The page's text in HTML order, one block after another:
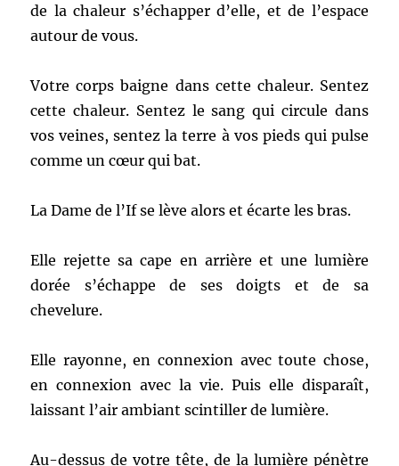
de la chaleur s’échapper d’elle, et de l’espace
autour de vous.
Votre corps baigne dans cette chaleur. Sentez
cette chaleur. Sentez le sang qui circule dans
vos veines, sentez la terre à vos pieds qui pulse
comme un cœur qui bat.
La Dame de l’If se lève alors et écarte les bras.
Elle rejette sa cape en arrière et une lumière
dorée s’échappe de ses doigts et de sa
chevelure.
Elle rayonne, en connexion avec toute chose,
en connexion avec la vie. Puis elle disparaît,
laissant l’air ambiant scintiller de lumière.
Au-dessus de votre tête, de la lumière pénètre